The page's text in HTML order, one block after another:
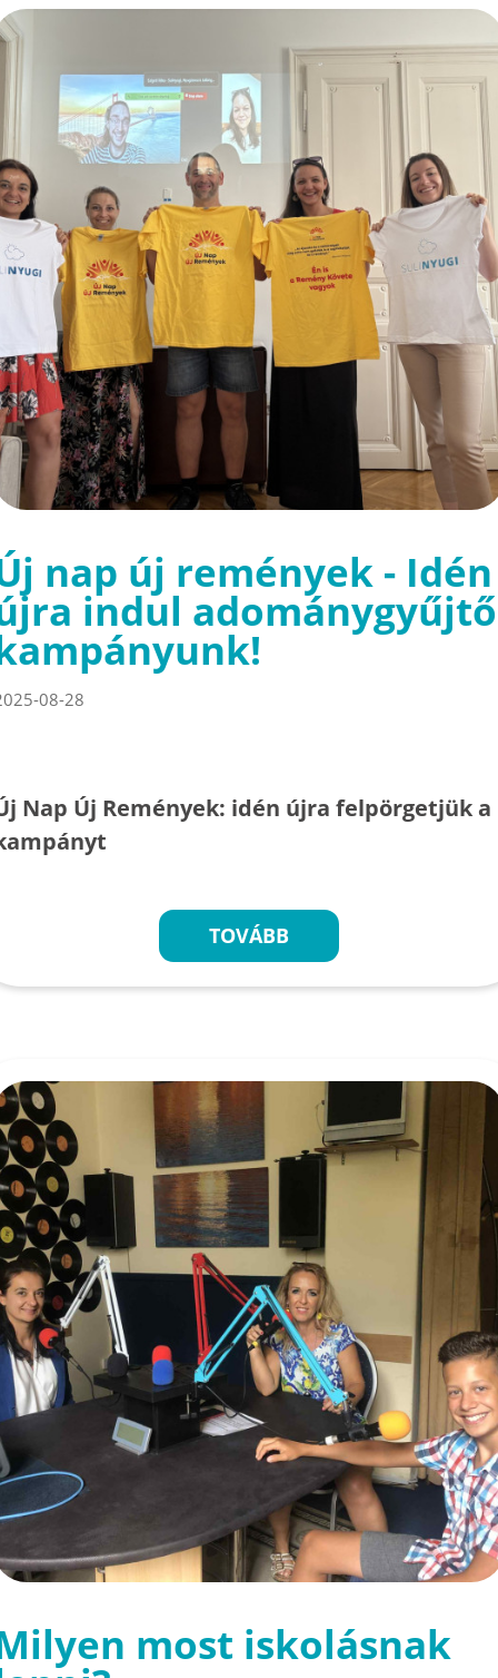
nap új remények - Idén
indul adománygyűjtő
08-28
Nap Új Remények: idén újra felpörgetjük a
TOVÁBB
most iskolásnak